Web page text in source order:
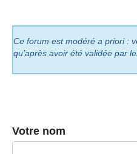
Ce forum est modéré a priori :
qu’après avoir été validée par
Votre nom